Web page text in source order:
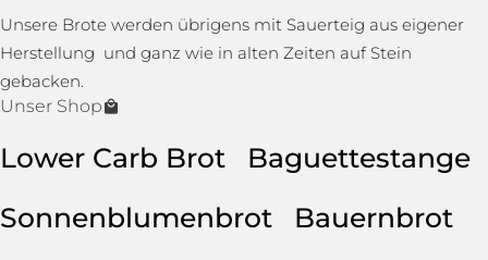
Unsere Brote werden übrigens mit Sauerteig aus eigener
Herstellung und ganz wie in alten Zeiten auf Stein
gebacken.
Unser Shop
Lower Carb Brot
Baguettestange
Sonnenblumenbrot
Bauernbrot